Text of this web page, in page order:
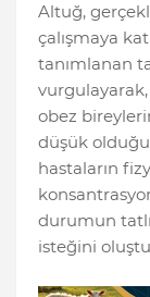
Altuğ,
çalışmaya
tanımlanan
obez
düşük
hastaların
durumun
isteğini